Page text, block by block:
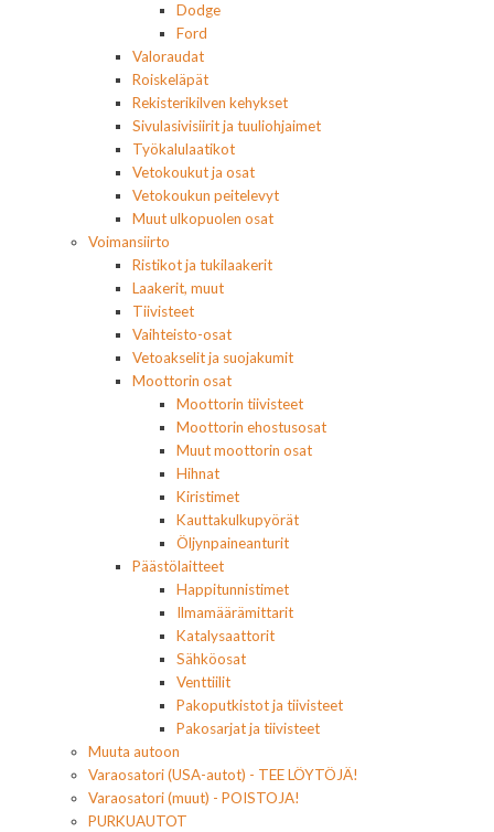
Dodge
Ford
Valoraudat
Roiskeläpät
Rekisterikilven kehykset
Sivulasivisiirit ja tuuliohjaimet
Työkalulaatikot
Vetokoukut ja osat
Vetokoukun peitelevyt
Muut ulkopuolen osat
Voimansiirto
Ristikot ja tukilaakerit
Laakerit, muut
Tiivisteet
Vaihteisto-osat
Vetoakselit ja suojakumit
Moottorin osat
Moottorin tiivisteet
Moottorin ehostusosat
Muut moottorin osat
Hihnat
Kiristimet
Kauttakulkupyörät
Öljynpaineanturit
Päästölaitteet
Happitunnistimet
Ilmamäärämittarit
Katalysaattorit
Sähköosat
Venttiilit
Pakoputkistot ja tiivisteet
Pakosarjat ja tiivisteet
Muuta autoon
Varaosatori (USA-autot) - TEE LÖYTÖJÄ!
Varaosatori (muut) - POISTOJA!
PURKUAUTOT